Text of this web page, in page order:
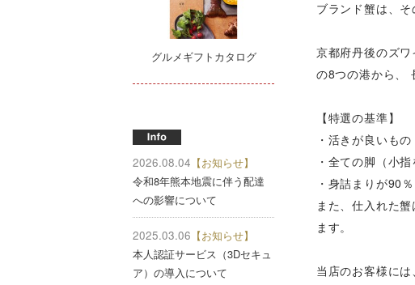
ブランド蟹は、
京都府丹後のズ
の8つの港から、
【特選の基準】
・活きが良いもの
・全ての脚（小
・身詰まりが90
また、仕入れた
ます。
当店のお客様に
グルメギフトカタログ
2026.08.04 【お知らせ】
令和8年熊本地震に伴う配達
への影響について
2025.03.06 【お知らせ】
本人認証サービス（3Dセキュ
ア）の導入について